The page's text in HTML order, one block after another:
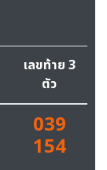
เลขท้าย 3
ตัว
039
154